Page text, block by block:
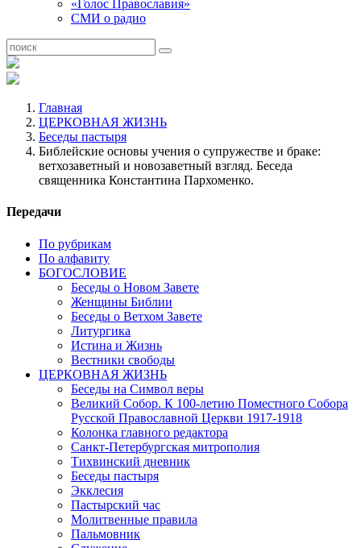
«Голос Православия»
СМИ о радио
Главная
ЦЕРКОВНАЯ ЖИЗНЬ
Беседы пастыря
Библейские основы учения о супружестве и браке:
ветхозаветный и новозаветный взгляд. Беседа
священника Константина Пархоменко.
Передачи
По рубрикам
По алфавиту
БОГОСЛОВИЕ
Беседы о Новом Завете
Женщины Библии
Беседы о Ветхом Завете
Литургика
Истина и Жизнь
Вестники свободы
ЦЕРКОВНАЯ ЖИЗНЬ
Беседы на Символ веры
Великий Собор. К 100-летию Поместного Собора
Русской Православной Церкви 1917-1918
Колонка главного редактора
Санкт-Петербургская митрополия
Тихвинский дневник
Беседы пастыря
Экклесия
Пастырский час
Молитвенные правила
Пальмовник